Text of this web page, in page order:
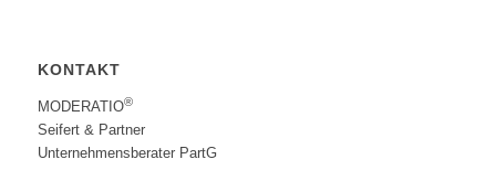
KONTAKT
MODERATIO®
Seifert & Partner
Unternehmensberater PartG